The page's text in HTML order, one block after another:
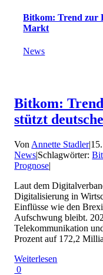
Bitkom: Trend zur
Markt
News
Bitkom:
stützt
Von Annette Stadler|
News|Schlagwörter:
Prognose|
Laut dem
Digitalisierung in
Einflüsse wie den
Aufschwung bleibt.
Telekommunikation
Prozent auf 172,2
Weiterlesen
0